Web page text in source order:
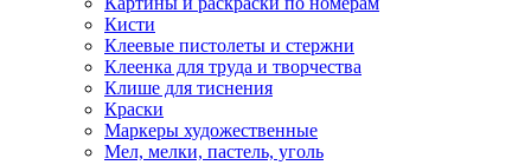
Кисти
Клеевые пистолеты и стержни
Клеенка для труда и творчества
Клише для тиснения
Краски
Маркеры художественные
Мел, мелки, пастель, уголь